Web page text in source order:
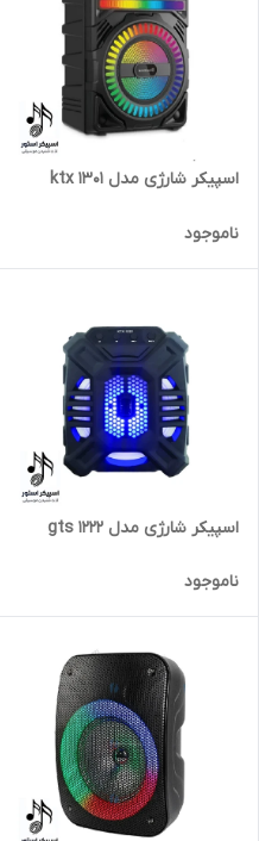
اسپیکر شارژی مدل ktx 1301
ناموجود
اسپیکر شارژی مدل gts 1222
ناموجود